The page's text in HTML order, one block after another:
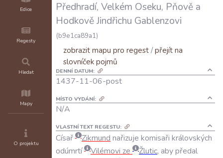
Edice
Regesty
Hledat
Mapy
O projektu
Předhradí, Velkém Oseku, Pňově a
Hodkově Jindřichu Gablenzovi
(b9e1ca89a1)
zobrazit mapu pro regest/přejít na
slovníček pojmů
DENNÍ DATUM:
1437-11-06-post
MÍSTO VYDÁNÍ:
N/A
VLASTNÍ TEXT REGESTU:
Císař Zikmund nařizuje komisaři královských
odúmrtí
Vilémovi ze Žlutic, abypředal